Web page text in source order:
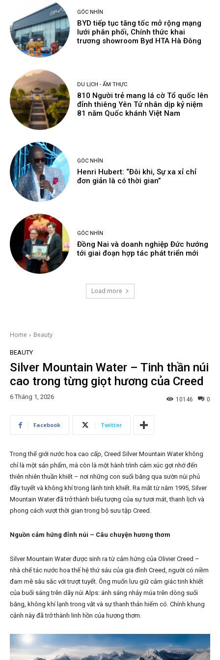
GÓC NHÌN
BYD tiếp tục tăng tốc mở rộng mạng
lưới phân phối, Chính thức khai
trương showroom Byd HTA Hà Đông
DU LỊCH - ẨM THỰC
810 Người trẻ mang lá cờ Tổ quốc lên
đỉnh thiêng Yên Tử nhân dịp kỷ niệm
81 năm Quốc khánh Việt Nam
GÓC NHÌN
Henri Hubert: “Đôi khi, Sự xa xỉ chỉ
đơn giản là có thời gian”
GÓC NHÌN
Đồng Nai và doanh nghiệp Đức hướng
tới giai đoạn hợp tác phát triển mới
Load more